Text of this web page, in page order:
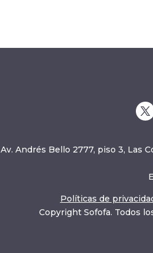
Av. Andrés Bello 2777, piso 3, Las
Políticas de
Copyright Sofofa. Todos